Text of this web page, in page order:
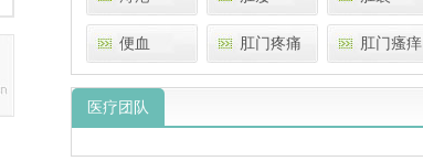
便血 肛门疼痛 肛门瘙痒
肛门潮湿 肛周脓肿 肛门异物